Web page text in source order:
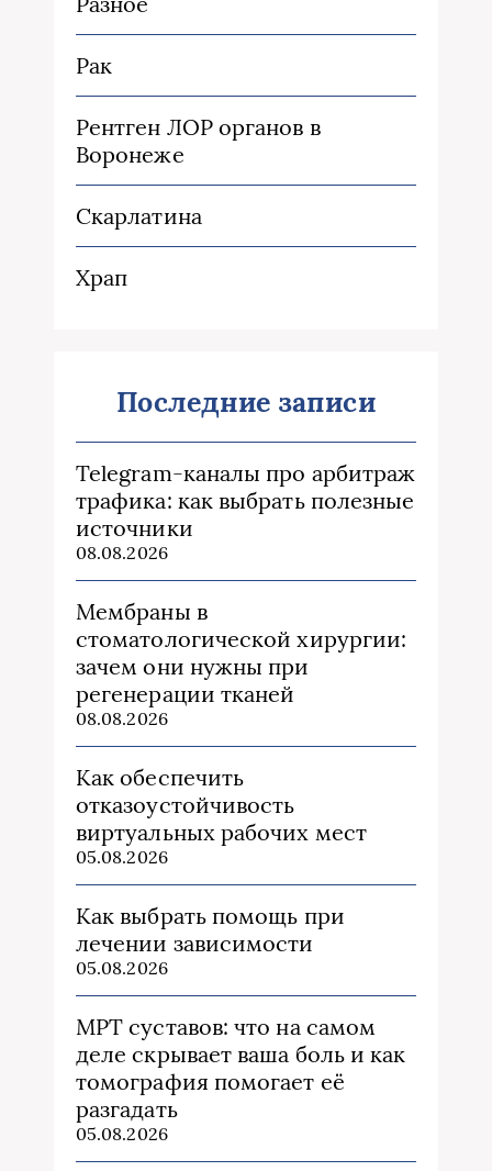
Рак
Рентген ЛОР органов в
Воронеже
Скарлатина
Храп
Последние записи
Telegram-каналы про арбитраж
трафика: как выбрать полезные
источники
08.08.2026
Мембраны в
стоматологической хирургии:
зачем они нужны при
регенерации тканей
08.08.2026
Как обеспечить
отказоустойчивость
виртуальных рабочих мест
05.08.2026
Как выбрать помощь при
лечении зависимости
05.08.2026
МРТ суставов: что на самом
деле скрывает ваша боль и как
томография помогает её
разгадать
05.08.2026